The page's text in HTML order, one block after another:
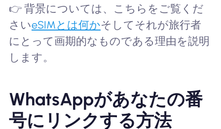
👉 背景については、こちらをご覧くだ
さいeSIMとは何かそしてそれが旅行者
にとって画期的なものである理由を説明
します。
WhatsAppがあなたの番
号にリンクする方法